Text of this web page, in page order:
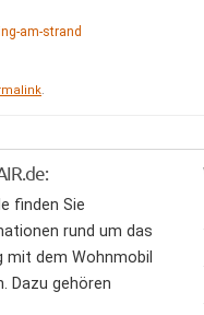
am-strand
.
finden Sie
rund um das
mit dem Wohnmobil
Dazu gehören